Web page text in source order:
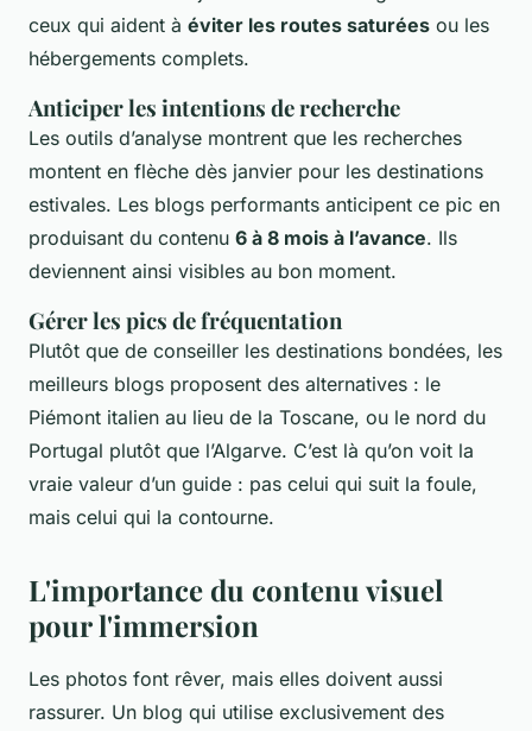
ceux qui aident à éviter les routes saturées ou les
hébergements complets.
Anticiper les intentions de recherche
Les outils d’analyse montrent que les recherches
montent en flèche dès janvier pour les destinations
estivales. Les blogs performants anticipent ce pic en
produisant du contenu 6 à 8 mois à l’avance. Ils
deviennent ainsi visibles au bon moment.
Gérer les pics de fréquentation
Plutôt que de conseiller les destinations bondées, les
meilleurs blogs proposent des alternatives : le
Piémont italien au lieu de la Toscane, ou le nord du
Portugal plutôt que l’Algarve. C’est là qu’on voit la
vraie valeur d’un guide : pas celui qui suit la foule,
mais celui qui la contourne.
L'importance du contenu visuel
pour l'immersion
Les photos font rêver, mais elles doivent aussi
rassurer. Un blog qui utilise exclusivement des